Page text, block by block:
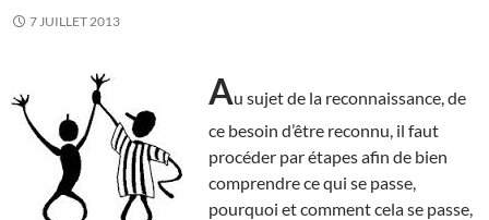
7 JUILLET 2013
Au sujet de la reconnaissance, de
ce besoin d’être reconnu, il faut
procéder par étapes afin de bien
comprendre ce qui se passe,
pourquoi et comment cela se passe,